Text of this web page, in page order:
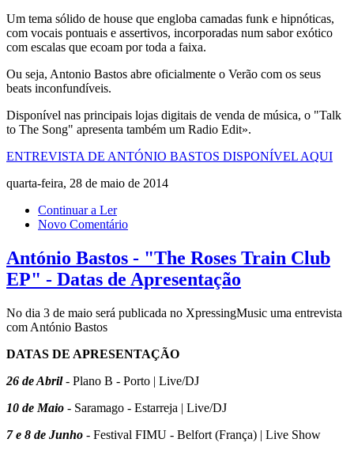
Um tema sólido de house que engloba camadas funk e hipnóticas,
com vocais pontuais e assertivos, incorporadas num sabor exótico
com escalas que ecoam por toda a faixa.
Ou seja, Antonio Bastos abre oficialmente o Verão com os seus
beats inconfundíveis.
Disponível nas principais lojas digitais de venda de música, o "Talk
to The Song" apresenta também um Radio Edit».
ENTREVISTA DE ANTÓNIO BASTOS DISPONÍVEL AQUI
quarta-feira, 28 de maio de 2014
Continuar a Ler
Novo Comentário
António Bastos - "The Roses Train Club
EP" - Datas de Apresentação
No dia 3 de maio será publicada no XpressingMusic uma entrevista
com António Bastos
DATAS DE APRESENTAÇÃO
26 de Abril- Plano B - Porto | Live/DJ
10 de Maio - Saramago - Estarreja | Live/DJ
7 e 8 de Junho - Festival FIMU - Belfort (França) | Live Show